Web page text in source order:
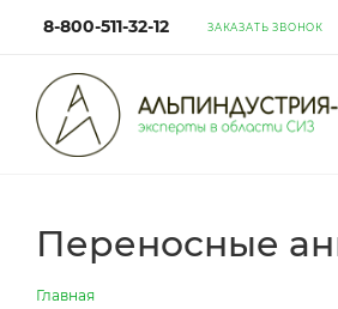
8-800-511-32-12 ЗАКАЗАТЬ ЗВОНОК
Переносные
Главная